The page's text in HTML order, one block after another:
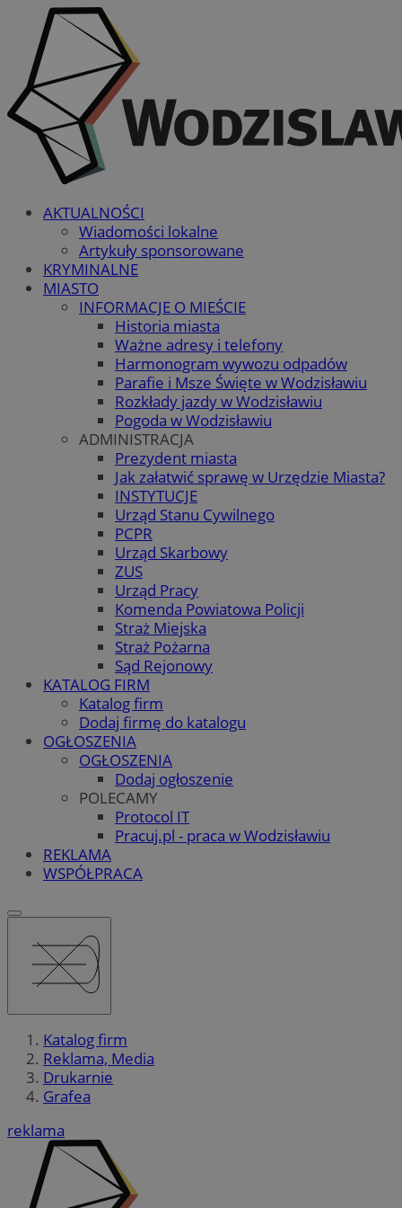
AKTUALNOŚCI
Wiadomości lokalne
Artykuły sponsorowane
KRYMINALNE
MIASTO
INFORMACJE O MIEŚCIE
Historia miasta
Ważne adresy i telefony
Harmonogram wywozu odpadów
Parafie i Msze Święte w Wodzisławiu
Rozkłady jazdy w Wodzisławiu
Pogoda w Wodzisławiu
ADMINISTRACJA
Prezydent miasta
Jak załatwić sprawę w Urzędzie Miasta?
INSTYTUCJE
Urząd Stanu Cywilnego
PCPR
Urząd Skarbowy
ZUS
Urząd Pracy
Komenda Powiatowa Policji
Straż Miejska
Straż Pożarna
Sąd Rejonowy
KATALOG FIRM
Katalog firm
Dodaj firmę do katalogu
OGŁOSZENIA
OGŁOSZENIA
Dodaj ogłoszenie
POLECAMY
Protocol IT
Pracuj.pl - praca w Wodzisławiu
REKLAMA
WSPÓŁPRACA
Katalog firm
Reklama, Media
Drukarnie
Grafea
reklama